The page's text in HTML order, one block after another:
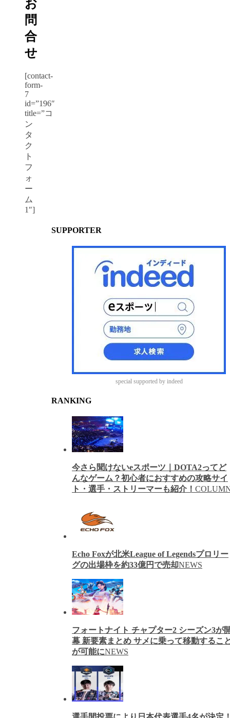
お
問
合
せ
[contact-
form-
7
id=”196″
title=”コ
ン
タ
ク
ト
フ
ォ
ー
ム
1″]
SUPPORTER
special supported by indeed
RANKING
今さら聞けないeスポーツ｜DOTA2ってど
んなゲーム？初心者におすすめの攻略サイ
ト・選手・ストリーマーも紹介！
Echo Foxが北米League of Legendsプロリー
グの出場枠を約33億円で売却NEWS
フォートナイト チャプター2 シーズン3が
幕 新要素まとめ サメに乗って移動するこ
が可能にNEWS